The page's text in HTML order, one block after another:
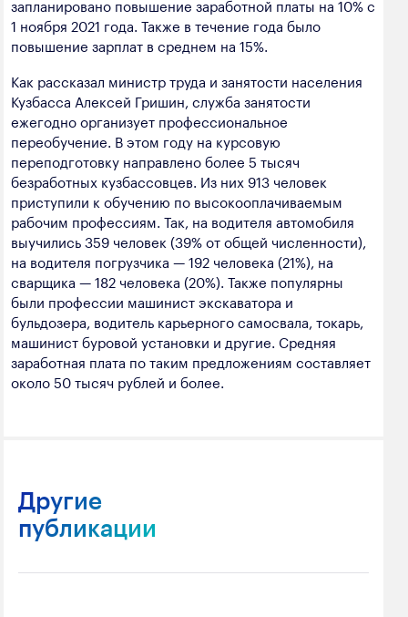
запланировано повышение заработной платы на 10% с
1 ноября 2021 года. Также в течение года было
повышение зарплат в среднем на 15%.
Как рассказал министр труда и занятости населения
Кузбасса Алексей Гришин, служба занятости
ежегодно организует профессиональное
переобучение. В этом году на курсовую
переподготовку направлено более 5 тысяч
безработных кузбассовцев. Из них 913 человек
приступили к обучению по высокооплачиваемым
рабочим профессиям. Так, на водителя автомобиля
выучились 359 человек (39% от общей численности),
на водителя погрузчика — 192 человека (21%), на
сварщика — 182 человека (20%). Также популярны
были профессии машинист экскаватора и
бульдозера, водитель карьерного самосвала, токарь,
машинист буровой установки и другие. Средняя
заработная плата по таким предложениям составляет
около 50 тысяч рублей и более.
Другие
публикации